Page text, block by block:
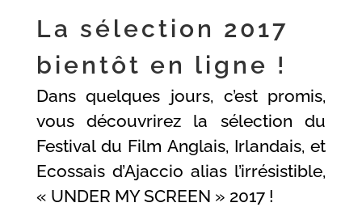
La sélection 2017
bientôt en ligne !
Dans quelques jours, c’est promis,
vous découvrirez la sélection du
Festival du Film Anglais, Irlandais, et
Ecossais d’Ajaccio alias l’irrésistible,
« UNDER MY SCREEN » 2017 !